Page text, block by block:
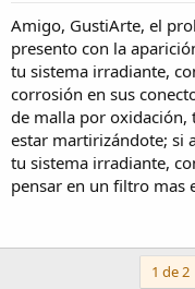
Amigo, GustiArte, el
presento con la
tu sistema irradiante,
corrosión en sus
de malla por oxidación,
estar martirizándote; si
tu sistema irradiante,
pensar en un filtro mas
1 de 2